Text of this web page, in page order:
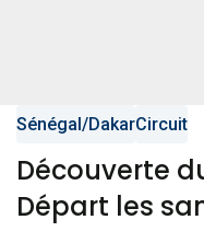
Sénégal/DakarCircuit
Découverte
Départ les